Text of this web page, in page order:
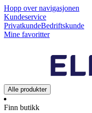
Hopp over navigasjonen
Kundeservice
PrivatkundeBedriftskunde
Mine favoritter
Alle produkter
Finn butikk